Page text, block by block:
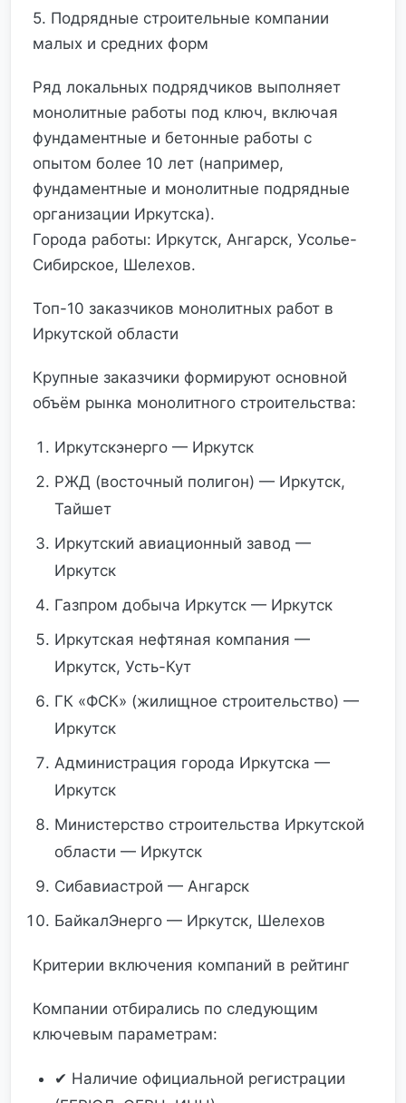
5. Подрядные строительные компании
малых и средних форм
Ряд локальных подрядчиков выполняет
монолитные работы под ключ, включая
фундаментные и бетонные работы с
опытом более 10 лет (например,
фундаментные и монолитные подрядные
организации Иркутска).
Города работы: Иркутск, Ангарск, Усолье-
Сибирское, Шелехов.
Топ-10 заказчиков монолитных работ в
Иркутской области
Крупные заказчики формируют основной
объём рынка монолитного строительства:
Иркутскэнерго — Иркутск
РЖД (восточный полигон) — Иркутск,
Тайшет
Иркутский авиационный завод —
Иркутск
Газпром добыча Иркутск — Иркутск
Иркутская нефтяная компания —
Иркутск, Усть-Кут
ГК «ФСК» (жилищное строительство) —
Иркутск
Администрация города Иркутска —
Иркутск
Министерство строительства Иркутской
области — Иркутск
Сибавиастрой — Ангарск
БайкалЭнерго — Иркутск, Шелехов
Критерии включения компаний в рейтинг
Компании отбирались по следующим
ключевым параметрам:
✔ Наличие официальной регистрации